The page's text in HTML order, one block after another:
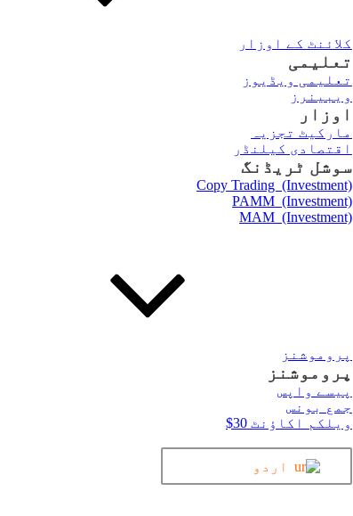
کلائنٹ کے اوزار
تعلیمی
تعلیمی ویڈیوز
ویبینرز
اوزار
مارکیٹ تجزیہ
اقتصادی کیلنڈر
سوشل ٹریڈنگ
Copy Trading (Investment)
PAMM (Investment)
MAM (Investment)
پروموشنز
پروموشنز
پیسے واپس
جمع بونس
ویلکم اکاؤنٹ 30$
اردو